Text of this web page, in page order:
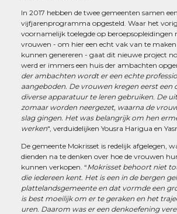
In 2017 hebben de twee gemeenten samen
vijfjarenprogramma opgesteld. Waar het
voornamelijk toelegde op beroepsopleidingen
vrouwen - om hier een echt vak van te
kunnen genereren - gaat dit nieuwe project
werd er immers een huis der ambachten
der ambachten wordt er een echte
aangeboden. De vrouwen kregen eerst een
diverse apparatuur te leren gebruiken. De
zomaar worden neergezet, waarna de
slag gingen. Het was belangrijk om hen
werken", verduidelijken Yousra Harigua en
De gemeente Mokrisset is redelijk afgelegen,
dienden na te denken over hoe de vrouwen
kunnen verkopen. “Mokrisset behoort niet
die iedereen kent. Het is een in de bergen
plattelandsgemeente en dat vormde een
is best moeilijk om er te geraken en het
uren. Daarom was er een denkoefening